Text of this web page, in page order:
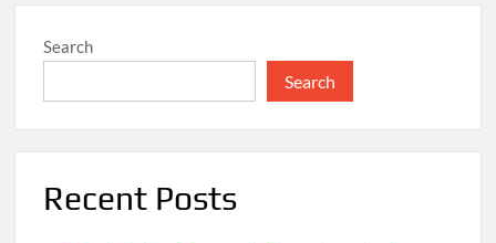
Search
Search
Recent Posts